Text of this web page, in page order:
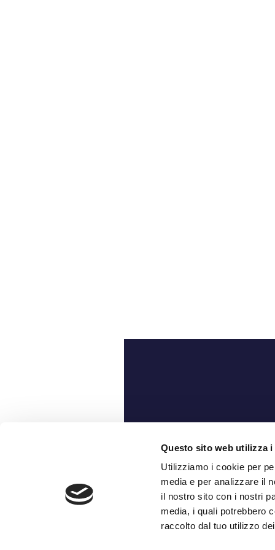
Questo sito web utilizza i
Utilizziamo i cookie per
media e per analizzare il
il nostro sito con i nostri
media, i quali potrebbero
raccolto dal tuo utilizzo